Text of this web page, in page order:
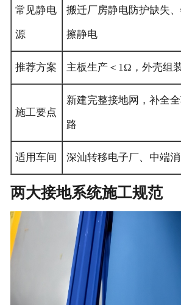
常见静电
源
搬迁厂房静电防护缺失
擦静电
推荐方案 主板生产＜1Ω，外壳组
施工要点
新建完整接地网，补全
路
适用车间 深汕转移电子厂、中端
两大接地系统施工规范